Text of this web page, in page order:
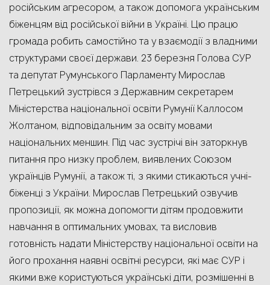
російським агресором, а також допомога українським
біженцям від російської війни в Україні. Цю працю
громада робить самостійно та у взаємодії з владними
структурами своєї держави. 23 березня Голова СУР
та депутат Румунського Парламенту Мирослав
Петрецький зустрівся з Державним секретарем
Міністерства національної освіти Румунії Каллоcом
Жолтаном, відповідальним за освіту мовами
національних меншин. Під час зустрічі він заторкнув
питання про низку проблем, виявлених Союзом
українців Румунії, а також ті, з якими стикаються учні-
біженці з України. Мирослав Петрецький озвучив
пропозиції, як можна допомогти дітям продовжити
навчання в оптимальних умовах, та висловив
готовність надати Міністерству національної освіти на
його прохання наявні освітні ресурси, які має СУР і
якими вже користуються українські діти, розмішенні в